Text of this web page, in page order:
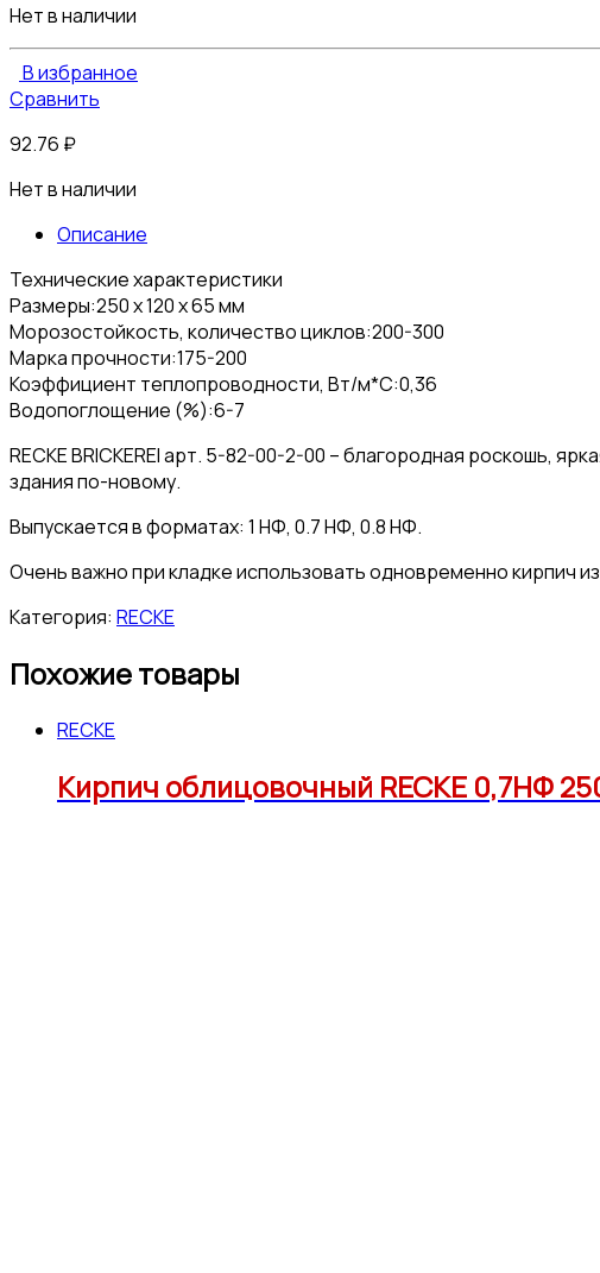
Нет в наличии
В избранное
Сравнить
92.76 ₽
Нет в наличии
Описание
Технические характеристики
Размеры:250 х 120 х 65 мм
Морозостойкость, количество циклов:200-300
Марка прочности:175-200
Коэффициент теплопроводности, Вт/м*С:0,36
Водопоглощение (%):6-7
RECKE BRICKEREI арт. 5-82-00-2-00 – благородная роскошь,
здания по-новому.
Выпускается в форматах: 1 НФ, 0.7 НФ, 0.8 НФ.
Очень важно при кладке использовать одновременно кирпич
Категория: RECKE
Похожие товары
RECKE
Кирпич облицовочный RECKE 0,7НФ